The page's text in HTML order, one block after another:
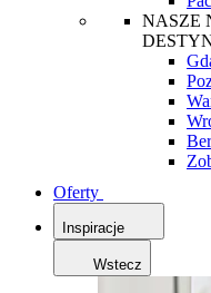
NASZE
Oferty
Inspiracje
Wstecz